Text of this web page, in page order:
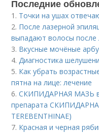
Последние
1. Точки на ушах
2. После лазерной
выпадают волосы после
3. Вкусные мочёные
4.Диагностика
5. Как убрать
пятна на лице: лечение
6.СКИПИДАРНАЯ МАЗЬ в
препарата
TEREBENTHINAE)
7. Красная и черная